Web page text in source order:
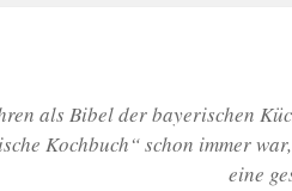
als Bibel der bayerischen
Kochbuch“ schon immer
eine